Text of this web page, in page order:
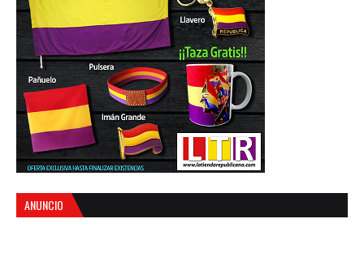
ANUNCIO